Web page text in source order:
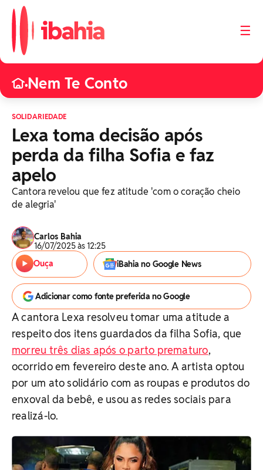
☰
•Nem Te Conto
SOLIDARIEDADE
Lexa toma decisão após
perda da filha Sofia e faz
apelo
Cantora revelou que fez atitude 'com o coração cheio
de alegria'
Carlos Bahia
16/07/2025 às 12:25
Ouça
iBahia no Google News
Adicionar como fonte preferida no Google
A cantora Lexa resolveu tomar uma atitude a
respeito dos itens guardados da filha Sofia, que
morreu três dias após o parto prematuro,
ocorrido em fevereiro deste ano. A artista optou
por um ato solidário com as roupas e produtos do
enxoval da bebê, e usou as redes sociais para
realizá-lo.